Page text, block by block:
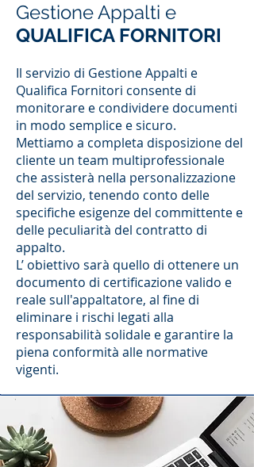
Gestione Appalti e
QUALIFICA FORNITORI
Il servizio di Gestione Appalti e
Qualifica Fornitori consente di
monitorare e condividere documenti
in modo semplice e sicuro.
Mettiamo a completa disposizione del
cliente un team multiprofessionale
che assisterà nella personalizzazione
del servizio, tenendo conto delle
specifiche esigenze del committente e
delle peculiarità del contratto di
appalto.
L’ obiettivo sarà quello di ottenere un
documento di certificazione valido e
reale sull'appaltatore, al fine di
eliminare i rischi legati alla
responsabilità solidale e garantire la
piena conformità alle normative
vigenti.